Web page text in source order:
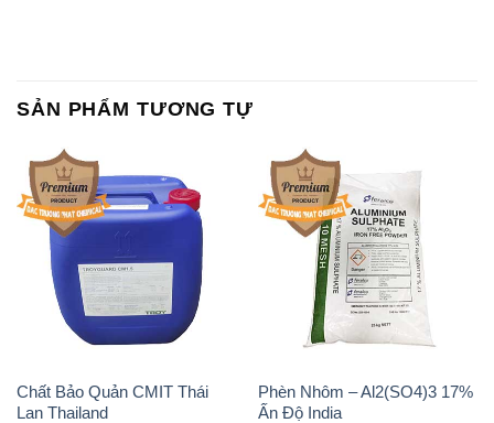
SẢN PHẨM TƯƠNG TỰ
Chất Bảo Quản CMIT Thái
Lan Thailand
Phèn Nhôm – Al2(SO4)3 17%
Ấn Độ India